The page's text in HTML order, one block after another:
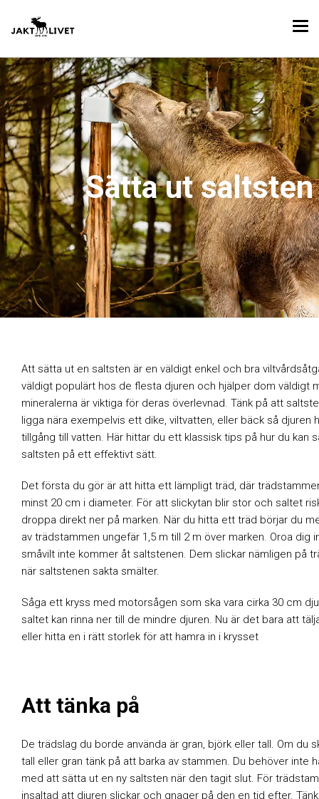
Sätta ut saltsten
Att sätta ut en saltsten är en väldigt enkel och bra
väldigt populärt hos de flesta djuren och hjälper dom väldigt
mineralerna är viktiga för deras överlevnad. Tänk på att
ligga nära exempelvis ett dike, viltvatten, eller bäck så djuren
tillgång till vatten. Här hittar du ett klassisk tips på hur du kan
saltsten på ett effektivt sätt.
Det första du gör är att hitta ett lämpligt träd, där
minst 20 cm i diameter. För att slickytan blir stor och saltet
droppa direkt ner på marken. När du hitta ett träd börjar du
av trädstammen ungefär 1,5 m till 2 m över marken. Oroa dig
småvilt inte kommer åt saltstenen. Dem slickar nämligen på
när saltstenen sakta smälter.
Såga ett kryss med motorsågen som ska vara cirka 30 cm
saltet kan rinna ner till de mindre djuren. Nu är det bara att
eller hitta en i rätt storlek för att hamra in i krysset
Att tänka på
De trädslag du borde använda är gran, björk eller tall. Om du
tall eller gran tänk på att barka av stammen. Du behöver inte
med att sätta ut en ny saltsten när den tagit slut. För
insaltad att djuren slickar och gnager på den en tid efter.